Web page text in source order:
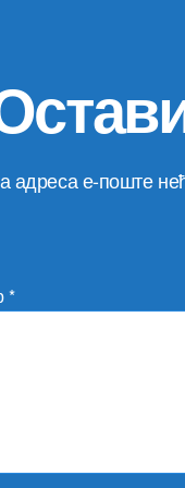
адреса е-поште
*